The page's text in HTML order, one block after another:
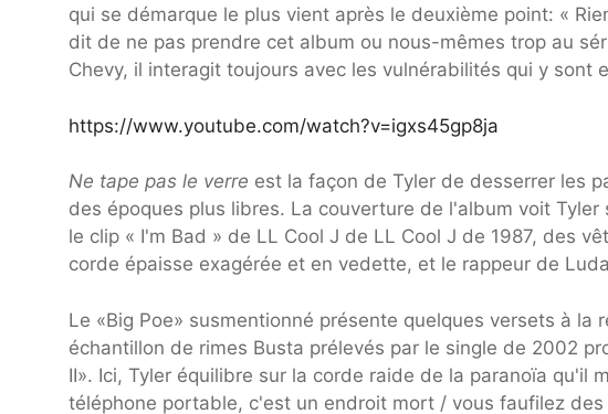
qui se démarque le plus vient après le deuxième point: «
dit de ne pas prendre cet album ou nous-mêmes trop au
Chevy, il interagit toujours avec les vulnérabilités qui y sont
https://www.youtube.com/watch?v=igxs45gp8ja
Ne tape pas le verre est la façon de Tyler de desserrer les
des époques plus libres. La couverture de l'album voit
le clip « I'm Bad » de LL Cool J de LL Cool J de 1987, des
corde épaisse exagérée et en vedette, et le rappeur de
Le «Big Poe» susmentionné présente quelques versets à la
échantillon de rimes Busta prélevés par le single de 2002
II». Ici, Tyler équilibre sur la corde raide de la paranoïa qu'il
téléphone portable, c'est un endroit mort / vous faufilez